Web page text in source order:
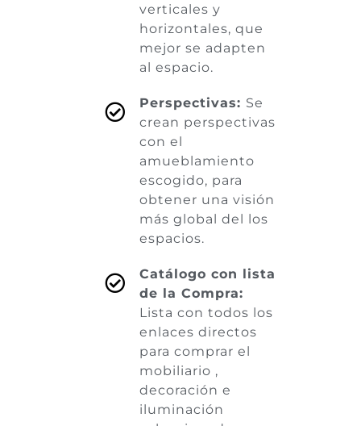
verticales y
horizontales, que
mejor se adapten
al espacio.
Perspectivas: Se
crean perspectivas
con el
amueblamiento
escogido, para
obtener una visión
más global del los
espacios.
Catálogo con lista
de la Compra:
Lista con todos los
enlaces directos
para comprar el
mobiliario ,
decoración e
iluminación